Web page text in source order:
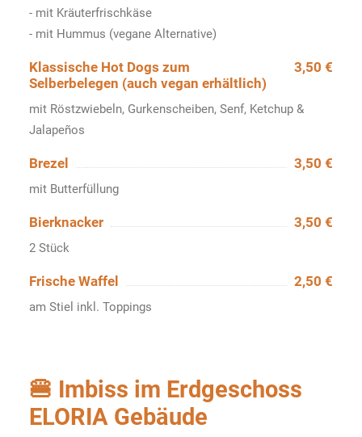
- mit Kräuterfrischkäse
- mit Hummus (vegane Alternative)
Klassische Hot Dogs zum
Selberbelegen (auch vegan erhältlich)
3,50 €
mit Röstzwiebeln, Gurkenscheiben, Senf, Ketchup &
Jalapeños
Brezel 3,50 €
mit Butterfüllung
Bierknacker 3,50 €
2 Stück
Frische Waffel 2,50 €
am Stiel inkl. Toppings
🍔 Imbiss im Erdgeschoss
ELORIA Gebäude